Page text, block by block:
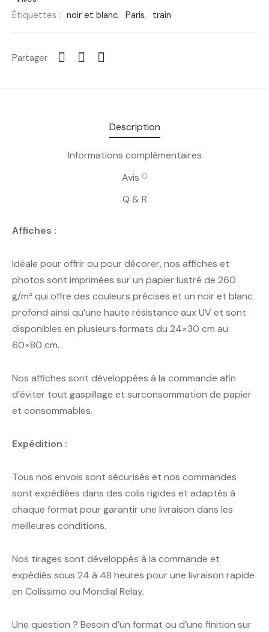
Étiquettes :
noir et blanc, Paris, train
Partager
Description
Informations complémentaires
Avis 0
Q & R
Affiches :
Idéale pour offrir ou pour décorer, nos affiches et
photos sont imprimées sur un papier lustré de 260
g/m² qui offre des couleurs précises et un noir et blanc
profond ainsi qu’une haute résistance aux UV et sont
disponibles en plusieurs formats du 24×30 cm au
60×80 cm.
Nos affiches sont développées à la commande afin
d’éviter tout gaspillage et surconsommation de papier
et consommables.
Expédition :
Tous nos envois sont sécurisés et nos commandes
sont expédiées dans des colis rigides et adaptés à
chaque format pour garantir une livraison dans les
meilleures conditions.
Nos tirages sont développés à la commande et
expédiés sous 24 à 48 heures pour une livraison rapide
en Colissimo ou Mondial Relay.
Une question ? Besoin d’un format ou d’une finition sur